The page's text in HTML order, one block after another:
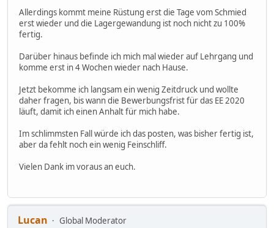
Allerdings kommt meine Rüstung erst die Tage vom Schmied
erst wieder und die Lagergewandung ist noch nicht zu 100%
fertig.
Darüber hinaus befinde ich mich mal wieder auf Lehrgang und
komme erst in 4 Wochen wieder nach Hause.
Jetzt bekomme ich langsam ein wenig Zeitdruck und wollte
daher fragen, bis wann die Bewerbungsfrist für das EE 2020
läuft, damit ich einen Anhalt für mich habe.
Im schlimmsten Fall würde ich das posten, was bisher fertig ist,
aber da fehlt noch ein wenig Feinschliff.
Vielen Dank im voraus an euch.
Lucan
Global Moderator